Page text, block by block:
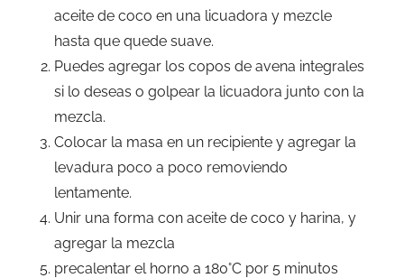
aceite de coco en una licuadora y mezcle
hasta que quede suave.
Puedes agregar los copos de avena integrales
si lo deseas o golpear la licuadora junto con la
mezcla.
Colocar la masa en un recipiente y agregar la
levadura poco a poco removiendo
lentamente.
Unir una forma con aceite de coco y harina, y
agregar la mezcla
precalentar el horno a 180°C por 5 minutos